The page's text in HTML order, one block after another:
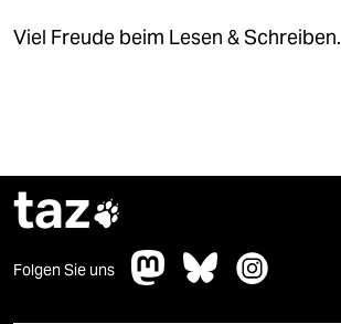
Viel Freude beim Lesen & Schreiben.
taz
Folgen Sie uns